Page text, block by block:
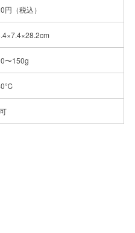
円（税込）
〜150g